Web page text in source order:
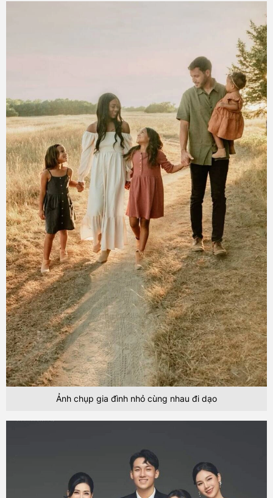
Ảnh chụp gia đình nhỏ cùng nhau đi dạo